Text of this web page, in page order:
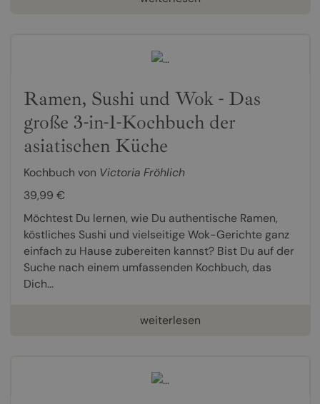
Ramen, Sushi und Wok - Das
große 3-in-1-Kochbuch der
asiatischen Küche
Kochbuch von Victoria Fröhlich
39,99 €
Möchtest Du lernen, wie Du authentische Ramen,
köstliches Sushi und vielseitige Wok-Gerichte ganz
einfach zu Hause zubereiten kannst? Bist Du auf der
Suche nach einem umfassenden Kochbuch, das
Dich...
weiterlesen